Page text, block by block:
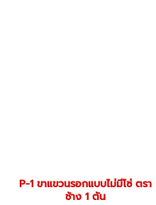
P-1 ขาแขวนรอกแบบไม่มีโซ่ ตรา
ช้าง 1 ตัน